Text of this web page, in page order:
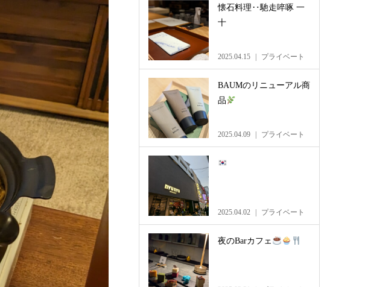
懐石料理‥馳走啐啄 一
十
2025.04.15 プライベート
BAUMのリニューアル商
品
2025.04.09 プライベート
2025.04.02 プライベート
夜のBarカフェ